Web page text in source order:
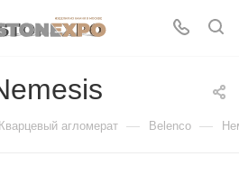
Кварцевый агломерат — Belenco —